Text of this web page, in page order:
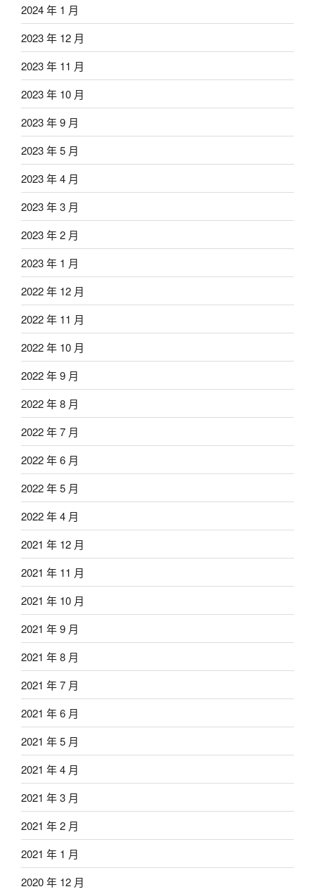
2024 年 1 月
2023 年 12 月
2023 年 11 月
2023 年 10 月
2023 年 9 月
2023 年 5 月
2023 年 4 月
2023 年 3 月
2023 年 2 月
2023 年 1 月
2022 年 12 月
2022 年 11 月
2022 年 10 月
2022 年 9 月
2022 年 8 月
2022 年 7 月
2022 年 6 月
2022 年 5 月
2022 年 4 月
2021 年 12 月
2021 年 11 月
2021 年 10 月
2021 年 9 月
2021 年 8 月
2021 年 7 月
2021 年 6 月
2021 年 5 月
2021 年 4 月
2021 年 3 月
2021 年 2 月
2021 年 1 月
2020 年 12 月